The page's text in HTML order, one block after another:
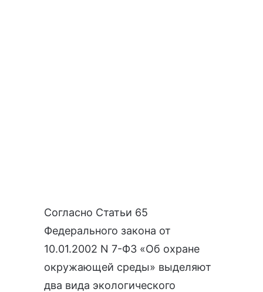
Согласно Статьи 65
Федерального закона от
10.01.2002 N 7-ФЗ «Об охране
окружающей среды» выделяют
два вида экологического